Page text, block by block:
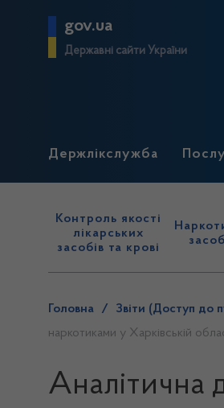
gov.ua
Державні сайти України
Держлікслужба
Контроль якості
лікарських
засобів та крові
Головна / Звіти (Доступ до
наркотиками у Харківській
Аналітична